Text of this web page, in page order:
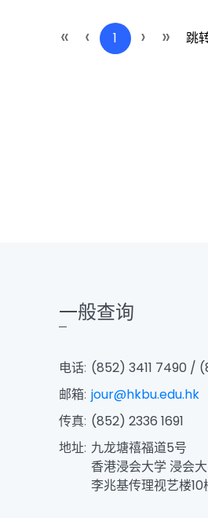
« ‹ 1 › » 跳
一般查询
电话: (852) 3411 7490 /
邮箱: jour@hkbu.edu.hk
传真: (852) 2336 1691
地址: 九龙塘禧福道5号
香港浸会大学 浸会
李兆基传理视艺楼10